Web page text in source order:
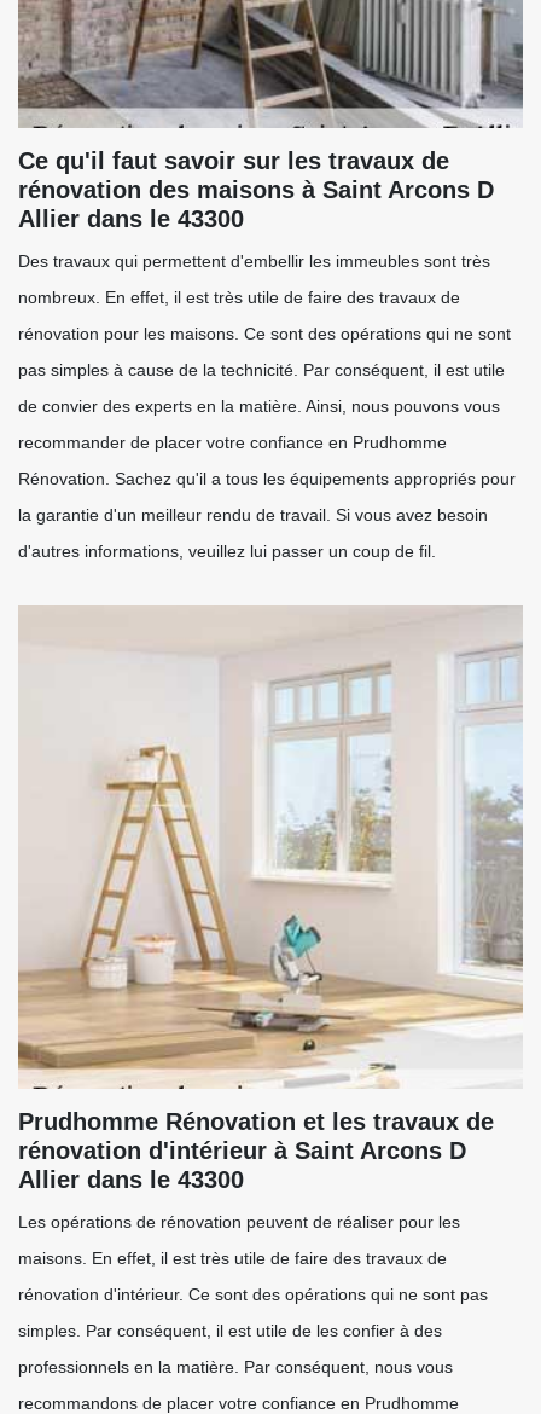
Ce qu'il faut savoir sur les travaux de
rénovation des maisons à Saint Arcons D
Allier dans le 43300
Des travaux qui permettent d'embellir les immeubles sont très
nombreux. En effet, il est très utile de faire des travaux de
rénovation pour les maisons. Ce sont des opérations qui ne sont
pas simples à cause de la technicité. Par conséquent, il est utile
de convier des experts en la matière. Ainsi, nous pouvons vous
recommander de placer votre confiance en Prudhomme
Rénovation. Sachez qu'il a tous les équipements appropriés pour
la garantie d'un meilleur rendu de travail. Si vous avez besoin
d'autres informations, veuillez lui passer un coup de fil.
Prudhomme Rénovation et les travaux de
rénovation d'intérieur à Saint Arcons D
Allier dans le 43300
Les opérations de rénovation peuvent de réaliser pour les
maisons. En effet, il est très utile de faire des travaux de
rénovation d'intérieur. Ce sont des opérations qui ne sont pas
simples. Par conséquent, il est utile de les confier à des
professionnels en la matière. Par conséquent, nous vous
recommandons de placer votre confiance en Prudhomme